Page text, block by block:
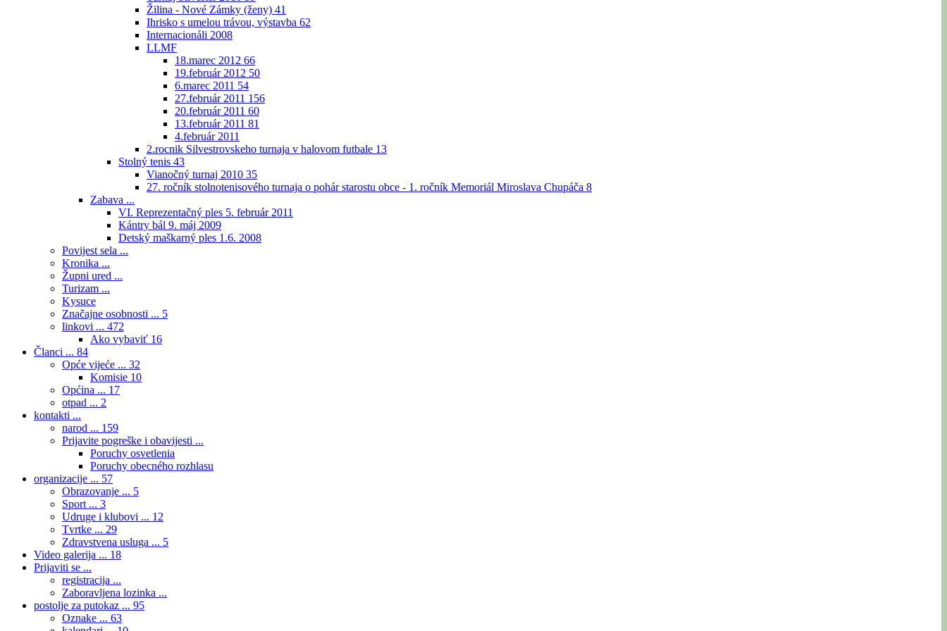
Žilina - Nové Zámky (ženy) 41
Ihrisko s umelou trávou, výstavba 62
Internacionáli 2008
LLMF
18.marec 2012 66
19.február 2012 50
6.marec 2011 54
27.február 2011 156
20.február 2011 60
13.február 2011 81
4.február 2011
2.rocnik Silvestrovskeho turnaja v halovom futbale 13
Stolný tenis 43
Vianočný turnaj 2010 35
27. ročník stolnotenisového turnaja o pohár starostu obce - 1. ročník Memoriál Miroslava Chupáča 8
Zabava ...
VI. Reprezentačný ples 5. február 2011
Kántry bál 9. máj 2009
Detský maškarný ples 1.6. 2008
Povijest sela ...
Kronika ...
Župni ured ...
Turizam ...
Kysuce
Značajne osobnosti ... 5
linkovi ... 472
Ako vybaviť 16
Članci ... 84
Opće vijeće ... 32
Komisie 10
Općina ... 17
otpad ... 2
kontakti ...
narod ... 159
Prijavite pogreške i obavijesti ...
Poruchy osvetlenia
Poruchy obecného rozhlasu
organizacije ... 57
Obrazovanje ... 5
Sport ... 3
Udruge i klubovi ... 12
Tvrtke ... 29
Zdravstvena usluga ... 5
Video galerija ... 18
Prijaviti se ...
registracija ...
Zaboravljena lozinka ...
postolje za putokaz ... 95
Oznake ... 63